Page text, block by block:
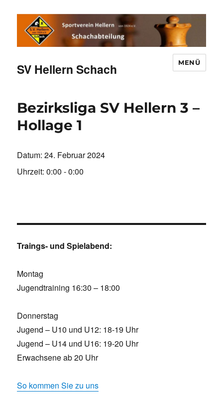
SV Hellern Schach MENÜ
Bezirksliga SV Hellern 3 –
Hollage 1
Datum:24. Februar 2024
Uhrzeit:0:00 - 0:00
Traings- und Spielabend:
Montag
Jugendtraining 16:30 – 18:00
Donnerstag
Jugend – U10 und U12: 18-19 Uhr
Jugend – U14 und U16: 19-20 Uhr
Erwachsene ab 20 Uhr
So kommen Sie zu uns